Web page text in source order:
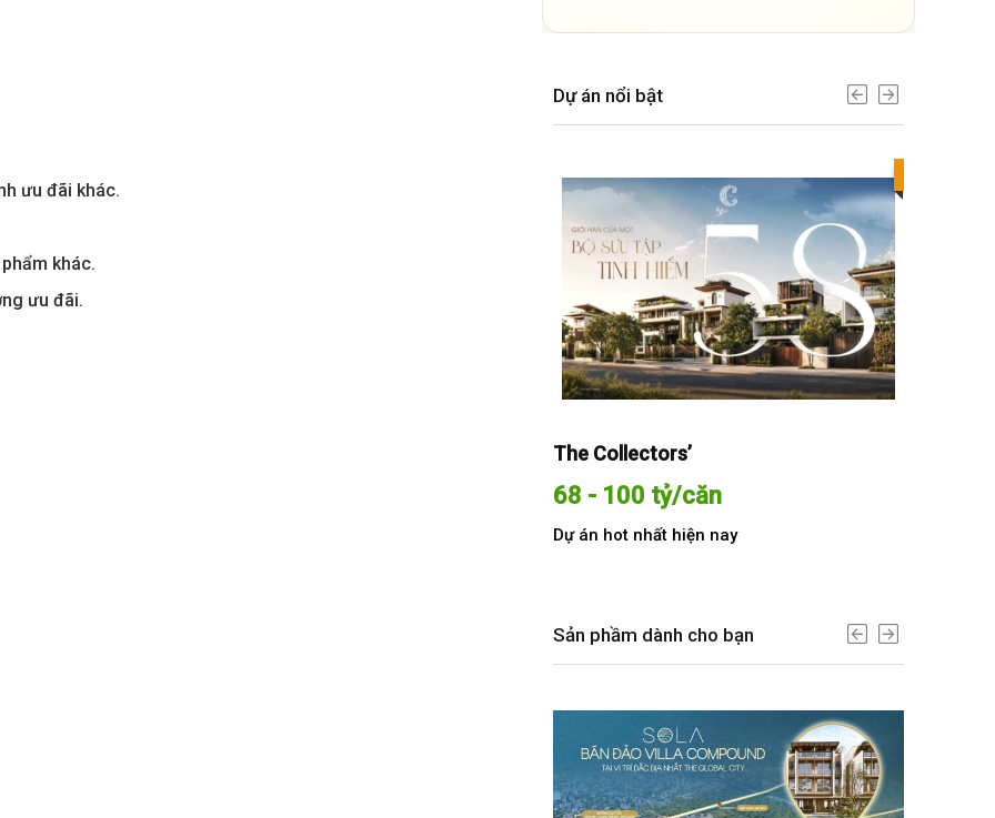
ưu đãi khác.
khác.
ưu đãi.
Dự án nổi bật
The Collectors’
68 - 100 tỷ/căn
Dự án hot nhất hiện nay
Sản phầm dành cho bạn